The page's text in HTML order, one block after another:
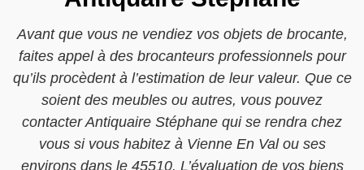
Avant que vous ne vendiez vos objets de brocante,
faites appel à des brocanteurs professionnels pour
qu’ils procèdent à l’estimation de leur valeur. Que ce
soient des meubles ou autres, vous pouvez
contacter Antiquaire Stéphane qui se rendra chez
vous si vous habitez à Vienne En Val ou ses
environs dans le 45510. L’évaluation de vos biens